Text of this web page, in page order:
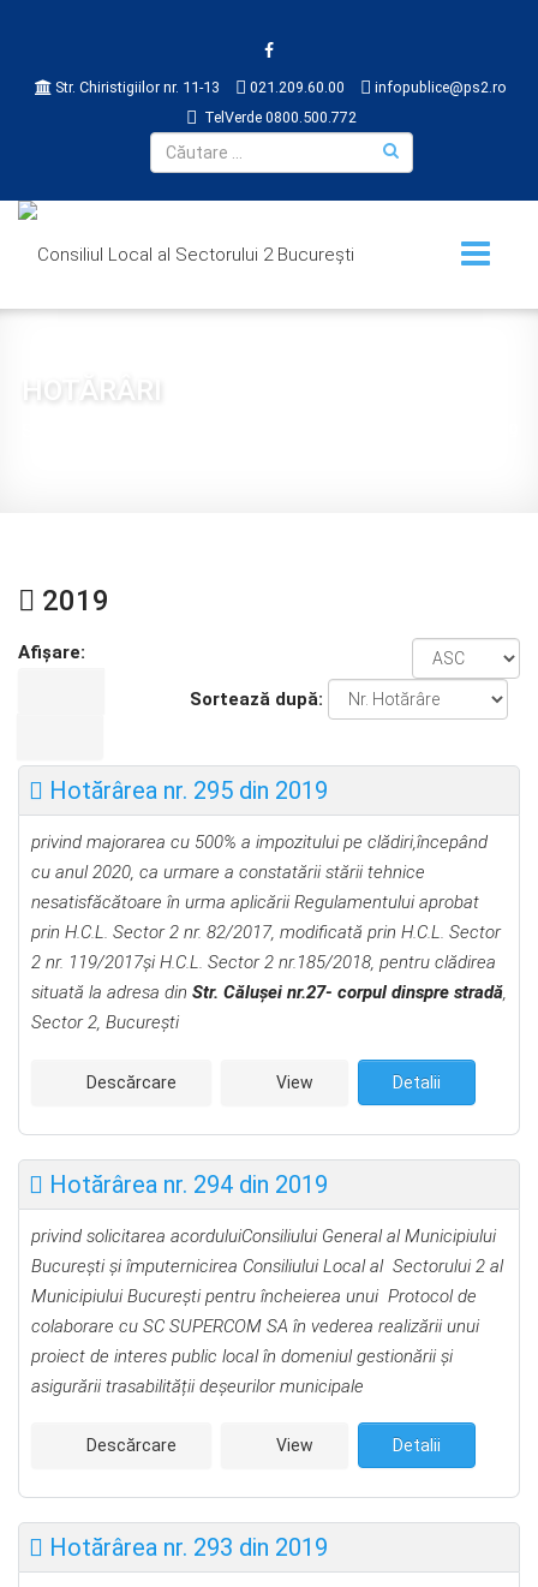
Str. Chiristigiilor nr. 11-13 021.209.60.00
infopublice@ps2.ro
TelVerde 0800.500.772
HOTĂRÂRI
2019
Afișare:
Sortează după:
Hotărârea nr. 295 din 2019
privind majorarea cu 500% a impozitului pe clădiri,începând
cu anul 2020, ca urmare a constatării stării tehnice
nesatisfăcătoare în urma aplicării Regulamentului aprobat
prin H.C.L. Sector 2 nr. 82/2017, modificată prin H.C.L. Sector
2 nr. 119/2017şi H.C.L. Sector 2 nr.185/2018, pentru clădirea
situată la adresa din Str. Căluşei nr.27- corpul dinspre stradă,
Sector 2, Bucureşti
Descărcare View Detalii
Hotărârea nr. 294 din 2019
privind solicitarea acorduluiConsiliului General al Municipiului
Bucureştișiîmputernicirea Consiliului Local al Sectorului 2 al
Municipiului Bucureşti pentru încheierea unui Protocol de
colaborare cu SC SUPERCOM SA în vederea realizării unui
proiect de interes public local în domeniul gestionării și
asigurării trasabilității deșeurilor municipale
Descărcare View Detalii
Hotărârea nr. 293 din 2019